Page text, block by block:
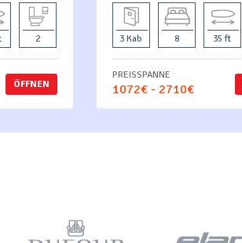
2
ÖFFNEN
3 Kab 8 35 ft
PREISSPANNE
1072€ - 2710€